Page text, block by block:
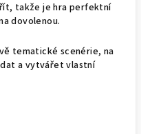
takže je hra perfektní
dovolenou.
tematické scenérie, na
a vytvářet vlastní